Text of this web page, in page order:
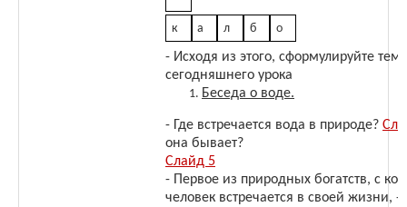
к а л б о
- Исходя из этого, сформулируйте тему
сегодняшнего урока
Беседа о воде.
- Где встречается вода в природе?
она бывает?
Слайд 5
- Первое из природных богатств, с
человек встречается в своей жизни, -